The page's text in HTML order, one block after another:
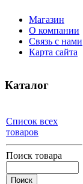
Магазин
О компании
Связь с нами
Карта сайта
Каталог
Список всех
товаров
Поиск товара